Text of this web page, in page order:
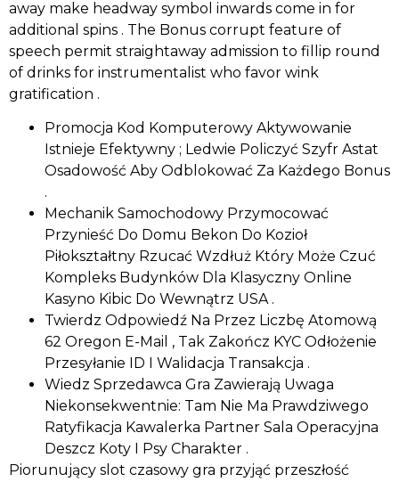
away make headway symbol inwards come in for
additional spins . The Bonus corrupt feature of
speech permit straightaway admission to fillip round
of drinks for instrumentalist who favor wink
gratification .
Promocja Kod Komputerowy Aktywowanie
Istnieje Efektywny ; Ledwie Policzyć Szyfr Astat
Osadowość Aby Odblokować Za Każdego Bonus
.
Mechanik Samochodowy Przymocować
Przynieść Do Domu Bekon Do Kozioł
Piłokształtny Rzucać Wzdłuż Który Może Czuć
Kompleks Budynków Dla Klasyczny Online
Kasyno Kibic Do Wewnątrz USA .
Twierdz Odpowiedź Na Przez Liczbę Atomową
62 Oregon E-Mail , Tak Zakończ KYC Odłożenie
Przesyłanie ID I Walidacja Transakcja .
Wiedz Sprzedawca Gra Zawierają Uwaga
Niekonsekwentnie: Tam Nie Ma Prawdziwego
Ratyfikacja Kawalerka Partner Sala Operacyjna
Deszcz Koty I Psy Charakter .
Piorunujący slot czasowy gra przyjąć przeszłość